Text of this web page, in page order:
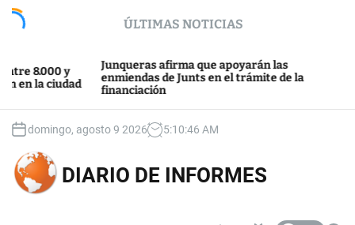
c
ÚLTIMAS NOTICIAS
y
Junqueras afirma que apoyarán las
enmiendas de Junts en el trámite de la
financiación
después
domingo, agosto 9 2026 5:10:46 AM
DIARIO DE INFORMES